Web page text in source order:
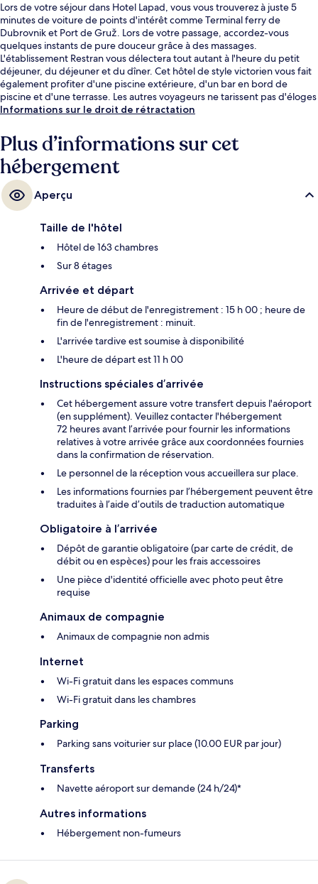
Lors de votre séjour dans Hotel Lapad, vous vous trouverez à juste 5
minutes de voiture de points d'intérêt comme Terminal ferry de
Dubrovnik et Port de Gruž. Lors de votre passage, accordez-vous
quelques instants de pure douceur grâce à des massages.
L'établissement Restran vous délectera tout autant à l'heure du petit
déjeuner, du déjeuner et du dîner. Cet hôtel de style victorien vous fait
également profiter d'une piscine extérieure, d'un bar en bord de
piscine et d'une terrasse. Les autres voyageurs ne tarissent pas d'éloges
en ce qui concerne la piscine rafraîchissante et le personnel attentionné.
Informations sur le droit de rétractation
Plus d’informations sur cet
hébergement
Aperçu
Taille de l'hôtel
Hôtel de 163 chambres
Sur 8 étages
Arrivée et départ
Heure de début de l'enregistrement : 15 h 00 ; heure de
fin de l'enregistrement : minuit.
L'arrivée tardive est soumise à disponibilité
L'heure de départ est 11 h 00
Instructions spéciales d’arrivée
Cet hébergement assure votre transfert depuis l'aéroport
(en supplément). Veuillez contacter l'hébergement
72 heures avant l’arrivée pour fournir les informations
relatives à votre arrivée grâce aux coordonnées fournies
dans la confirmation de réservation.
Le personnel de la réception vous accueillera sur place.
Les informations fournies par l’hébergement peuvent être
traduites à l’aide d’outils de traduction automatique
Obligatoire à l’arrivée
Dépôt de garantie obligatoire (par carte de crédit, de
débit ou en espèces) pour les frais accessoires
Une pièce d'identité officielle avec photo peut être
requise
Animaux de compagnie
Animaux de compagnie non admis
Internet
Wi-Fi gratuit dans les espaces communs
Wi-Fi gratuit dans les chambres
Parking
Parking sans voiturier sur place (10.00 EUR par jour)
Transferts
Navette aéroport sur demande (24 h/24)*
Autres informations
Hébergement non-fumeurs